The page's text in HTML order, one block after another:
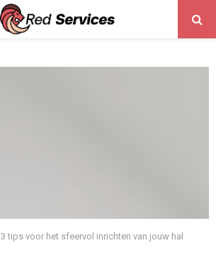
3 tips voor het sfeervol inrichten van jouw hal